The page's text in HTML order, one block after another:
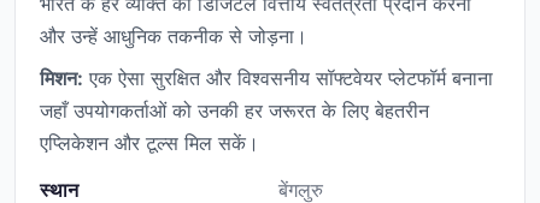
और उन्हें आधुनिक तकनीक से जोड़ना।
मिशन: एक ऐसा सुरक्षित और विश्वसनीय सॉफ्टवेयर प्लेटफॉर्म बनाना
जहाँ उपयोगकर्ताओं को उनकी हर जरूरत के लिए बेहतरीन
एप्लिकेशन और टूल्स मिल सकें।
स्थान
बेंगलुरु